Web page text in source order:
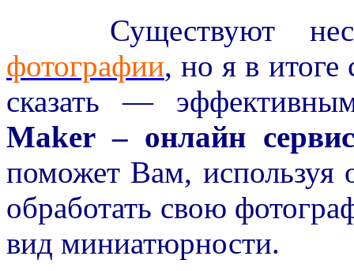
Существуют
фотографии, но я в
сказать —
Maker – онлайн
поможет Вам, используя
обработать свою
вид миниатюрности.